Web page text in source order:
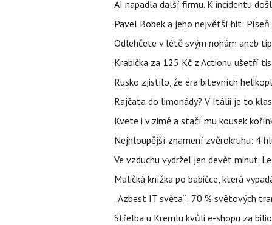
AI napadla další firmu. K incidentu
Pavel Bobek a jeho největší hit: Píseň
Odlehčete v létě svým nohám aneb
Krabička za 125 Kč z Actionu ušetří
Rusko zjistilo, že éra bitevních
Rajčata do limonády? V Itálii je to
Kvete i v zimě a stačí mu kousek
Nejhloupější znamení zvěrokruhu: 4
Ve vzduchu vydržel jen devět minut.
Maličká knížka po babičce, která
„Azbest IT světa“: 70 % světových
Střelba u Kremlu kvůli e-shopu za